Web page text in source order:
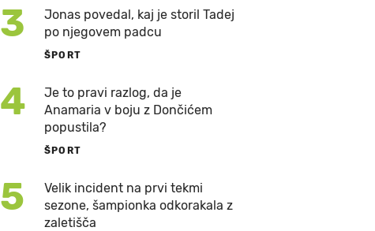
3
Jonas povedal, kaj je storil Tadej
po njegovem padcu
ŠPORT
4
Je to pravi razlog, da je
Anamaria v boju z Dončićem
popustila?
ŠPORT
5
Velik incident na prvi tekmi
sezone, šampionka odkorakala z
zaletišča